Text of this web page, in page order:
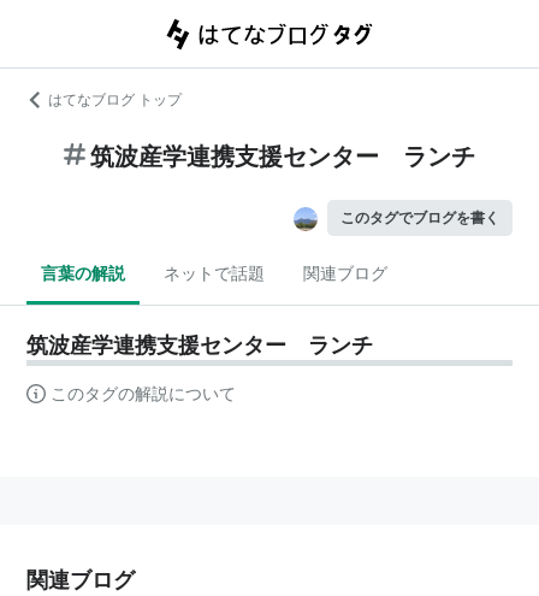
はてなブログ トップ
筑波産学連携支援センター ランチ
このタグでブログを書く
言葉の解説 ネットで話題 関連ブログ
筑波産学連携支援センター ランチ
このタグの解説について
関連ブログ